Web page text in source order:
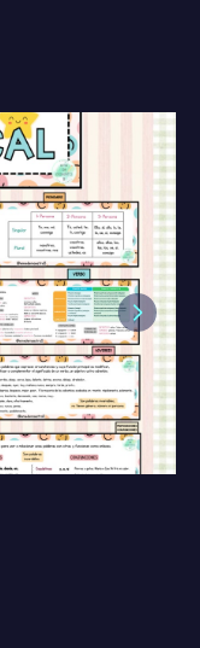
Next